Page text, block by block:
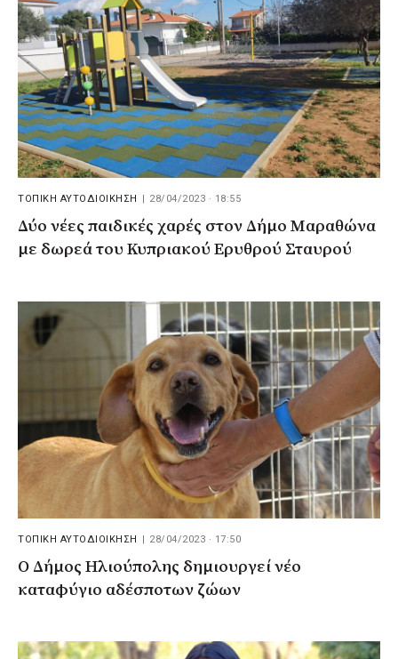
ΤΟΠΙΚΗ ΑΥΤΟΔΙΟΙΚΗΣΗ | 28/04/2023 · 18:55
Δύο νέες παιδικές χαρές στον Δήμο Μαραθώνα
με δωρεά του Κυπριακού Ερυθρού Σταυρού
ΤΟΠΙΚΗ ΑΥΤΟΔΙΟΙΚΗΣΗ | 28/04/2023 · 17:50
Ο Δήμος Ηλιούπολης δημιουργεί νέο
καταφύγιο αδέσποτων ζώων